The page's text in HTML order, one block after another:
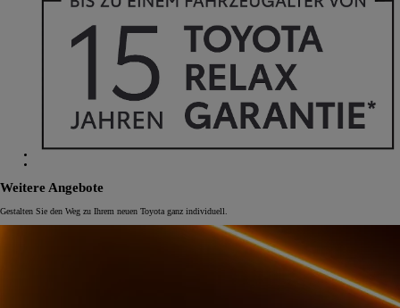
Weitere Angebote
Gestalten Sie den Weg zu Ihrem neuen Toyota ganz individuell.